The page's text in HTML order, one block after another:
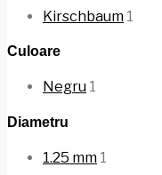
Kirschbaum 1
Culoare
Negru 1
Diametru
1.25 mm 1